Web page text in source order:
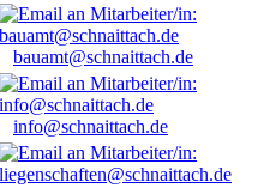
bauamt@schnaittach.de
info@schnaittach.de